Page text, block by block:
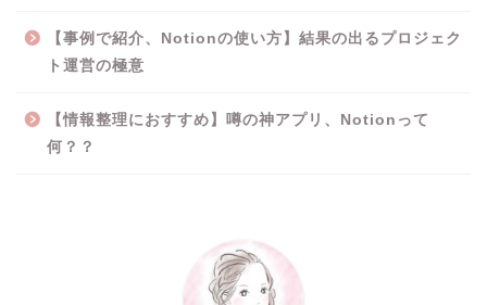
【事例で紹介、Notionの使い方】結果の出るプロジェク
ト運営の極意
【情報整理におすすめ】噂の神アプリ、Notionって
何？？